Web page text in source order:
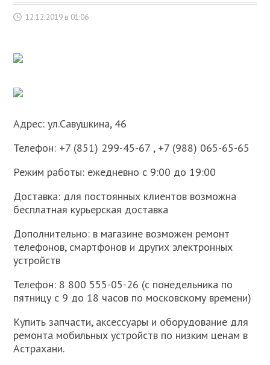
12.12.2019 в 01:06
Адрес: ул.Савушкина, 46
Телефон: +7 (851) 299-45-67 , +7 (988) 065-65-65
Режим работы: ежедневно с 9:00 до 19:00
Доставка: для постоянных клиентов возможна
бесплатная курьерская доставка
Дополнительно: в магазине возможен ремонт
телефонов, смартфонов и других электронных
устройств
Телефон: 8 800 555-05-26 (с понедельника по
пятницу с 9 до 18 часов по московскому времени)
Купить запчасти, аксессуары и оборудование для
ремонта мобильных устройств по низким ценам в
Астрахани.